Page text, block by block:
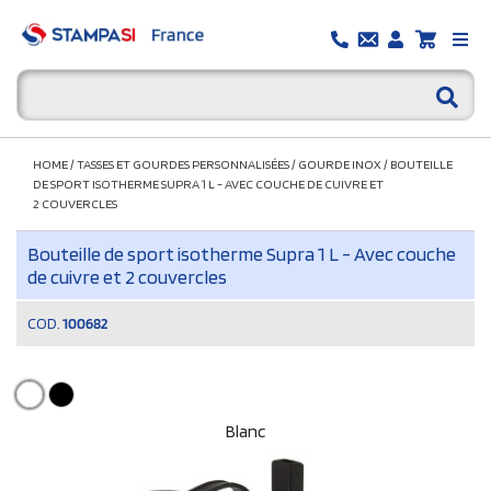
HOME/TASSES ET GOURDES PERSONNALISÉES/ GOURDE INOX/ BOUTEILLE
DE SPORT ISOTHERME SUPRA 1 L - AVEC COUCHE DE CUIVRE ET
2 COUVERCLES
Bouteille de sport isotherme Supra 1 L - Avec couche
de cuivre et 2 couvercles
COD. 100682
Blanc